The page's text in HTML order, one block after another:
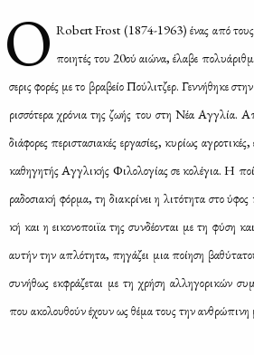
Ο Robert Frost (1874-1963) ένας από τους
ποι­η­τές του 20ού αιώ­να, έλα­βε
σε­ρις φο­ρές με το βρα­βείο Πού­λι­τζερ. Γεν­νή­θη­κε
ρισ­σό­τε­ρα χρό­νια της ζω­ής του στη Νέα Αγ­γλία.
διά­φο­ρες πε­ρι­στα­σια­κές ερ­γα­σί­ες, κυ­ρί­ως
κα­θη­γη­τής Αγ­γλι­κής Φι­λο­λο­γί­ας σε κο­λέ­για. Η
ρα­δο­σια­κή φόρ­μα, τη δια­κρί­νει η λι­τό­τη­τα στο
κή και η ει­κο­νο­ποι­ϊα της συν­δέ­ο­νται με τη φύ­ση
αυ­τήν την απλό­τη­τα, πη­γά­ζει μια ποί­η­ση
συ­νή­θως εκ­φρά­ζε­ται με τη χρή­ση αλ­λη­γο­ρι­κών
που ακο­λου­θούν έχουν ως θέ­μα τους την αν­θρώ­πι­νη